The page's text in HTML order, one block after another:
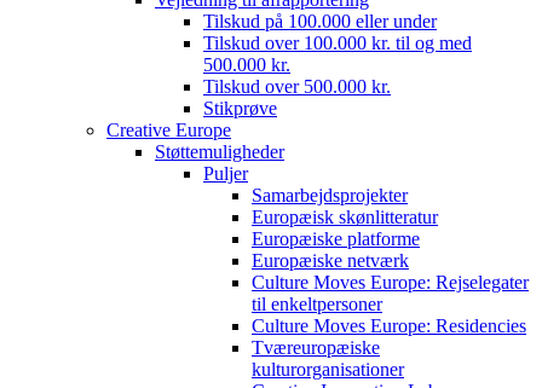
Tilskud på 100.000 eller under
Tilskud over 100.000 kr. til og med
500.000 kr.
Tilskud over 500.000 kr.
Stikprøve
Creative Europe
Støttemuligheder
Puljer
Samarbejdsprojekter
Europæisk skønlitteratur
Europæiske platforme
Europæiske netværk
Culture Moves Europe: Rejselegater
til enkeltpersoner
Culture Moves Europe: Residencies
Tværeuropæiske
kulturorganisationer